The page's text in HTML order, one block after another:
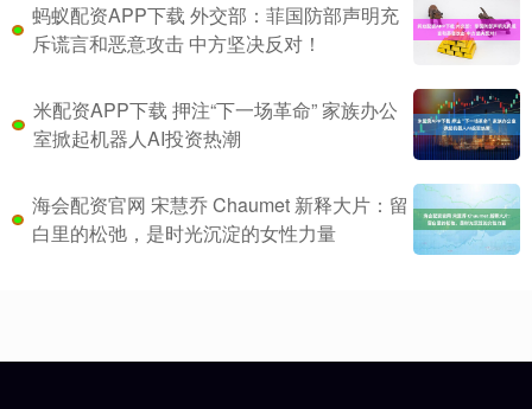
蚂蚁配资APP下载 外交部：菲国防部声明充
斥谎言和恶意攻击 中方坚决反对！
米配资APP下载 押注“下一场革命” 家族办公
室掀起机器人AI投资热潮
海会配资官网 宋慧乔 Chaumet 新释大片：留
白里的松弛，是时光沉淀的女性力量